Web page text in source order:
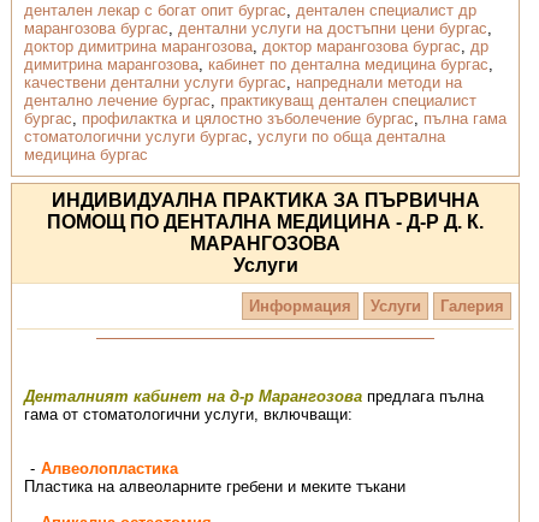
дентален лекар с богат опит бургас, дентален специалист др
марангозова бургас, дентални услуги на достъпни цени бургас,
доктор димитрина марангозова, доктор марангозова бургас, др
димитрина марангозова, кабинет по дентална медицина бургас,
качествени дентални услуги бургас, напреднали методи на
дентално лечение бургас, практикуващ дентален специалист
бургас, профилактка и цялостно зъболечение бургас, пълна гама
стоматологични услуги бургас, услуги по обща дентална
медицина бургас
ИНДИВИДУАЛНА ПРАКТИКА ЗА ПЪРВИЧНА
ПОМОЩ ПО ДЕНТАЛНА МЕДИЦИНА - Д-Р Д. К.
МАРАНГОЗОВА
Услуги
Информация Услуги Галерия
Денталният кабинет на д-р Марангозовапредлага пълна
гама от стоматологични услуги, включващи:
Алвеолопластика
Пластика на алвеоларните гребени и меките тъкани